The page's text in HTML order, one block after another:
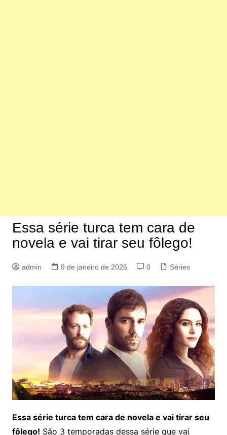
Essa série turca tem cara de
novela e vai tirar seu fôlego!
admin 9 de janeiro de 2026 0 Séries
Essa série turca tem cara de novela e vai tirar seu
fôlego! São 3 temporadas dessa série que vai